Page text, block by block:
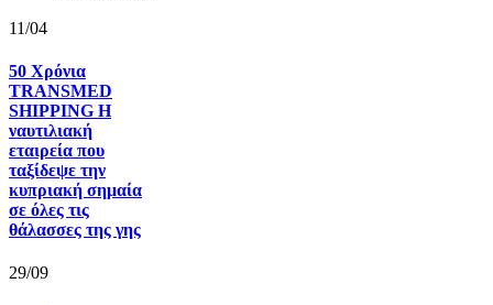
11/04
50 Χρόνια
TRANSMED
SHIPPING Η
ναυτιλιακή
εταιρεία που
ταξίδεψε την
κυπριακή σημαία
σε όλες τις
θάλασσες της γης
29/09